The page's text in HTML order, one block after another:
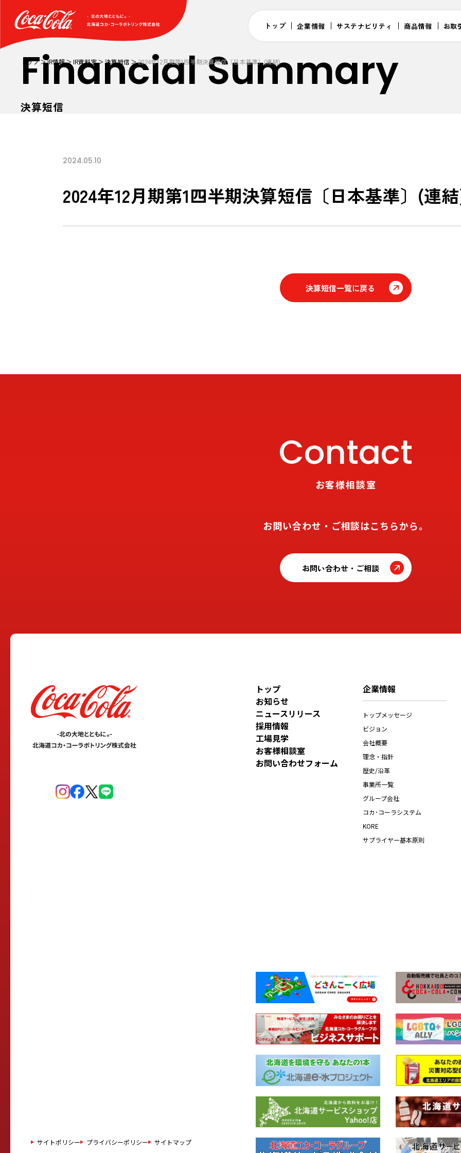
トップ 企業情報 サステナビリティ 商品情報 お取
トップ IR情報 IR資料室 決算短信 2024年12月期第1四半期決算短信〔日本基準〕(連結)
Financial Summary
決算短信
2024.05.10
2024年12月期第1四半期決算短信〔日本基準〕(連
決算短信一覧に戻る
Contact
お客様相談室
お問い合わせ・ご相談はこちらから。
お問い合わせ・ご相談
トップ
お知らせ
ニュースリリース
採用情報
工場見学
お客様相談室
お問い合わせフォーム
企業情報
トップメッセージ
ビジョン
会社概要
理念・指針
歴史/沿革
事業所一覧
グループ会社
コカ･コーラシステム
KORE
サプライヤー基本原則
サイトポリシー プライバシーポリシー サイトマップ